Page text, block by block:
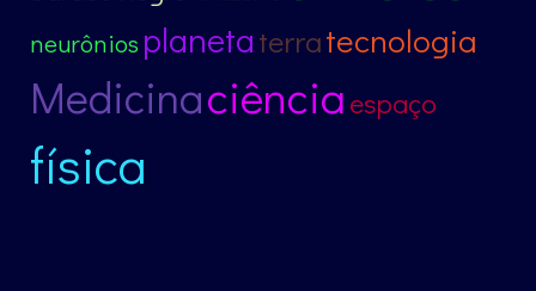
neurônios planetaterratecnologia
Medicinaciência espaço
física